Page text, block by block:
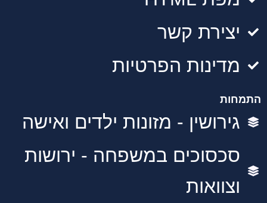
יצירת קשר
מדינות הפרטיות
התמחות
גירושין - מזונות ילדים ואישה
סכסוכים במשפחה - ירושות
וצוואות